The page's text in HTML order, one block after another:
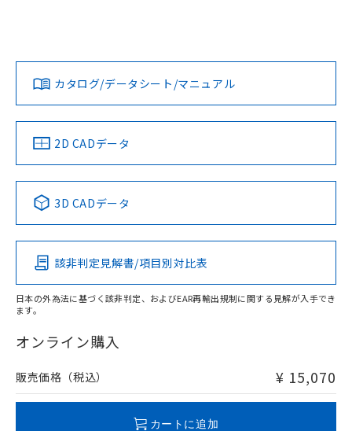
タイムチャート
上、n: 70mm以上
検出領域
ダウンロードデータをご利用いただく前に、以下を必ずお読
みください。
ソフトウェアの使用条件
対応済み
中国 RoHS 注意事項・凡例
Pb Hg Cd Cr(VI)
O
在庫等で未対応品が混在する可能性があります。
問い合わせください。
LR型式承認
（イギリス
船舶規格）
DNV型式承認
（ノルウェー
BV型式承認
（フランス
KR型式
（韓国
No No No No
この製品の規格認証/適合状況ページへ
その他の認証はこちらのページからご検索ください
カタログ/データシート/マニュアル
2D CADデータ
3D CADデータ
該非判定見解書/項目別対比表
日本の外為法に基づく該非判定、およびEAR再輸出規制に関する見解が入手でき
ます。
オンライン購入
販売価格（税込） ¥ 15,070
カートに追加